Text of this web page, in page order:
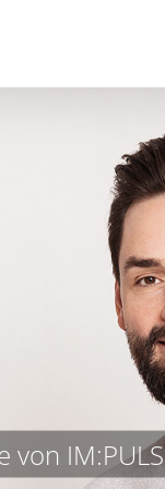
von IM:PULS